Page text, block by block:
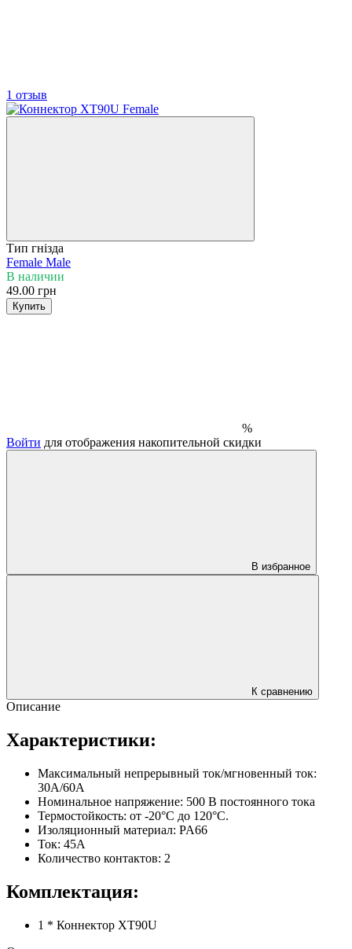
1 отзыв
Тип гнізда
Female Male
В наличии
49.00 грн
Купить
%
Войти для отображения накопительной скидки
В избранное
К сравнению
Описание
Характеристики:
Максимальный непрерывный ток/мгновенный ток:
30А/60А
Номинальное напряжение: 500 В постоянного тока
Термостойкость: от -20°C до 120°C.
Изоляционный материал: PA66
Ток: 45А
Количество контактов: 2
Комплектация:
1 * Коннектор XT90U